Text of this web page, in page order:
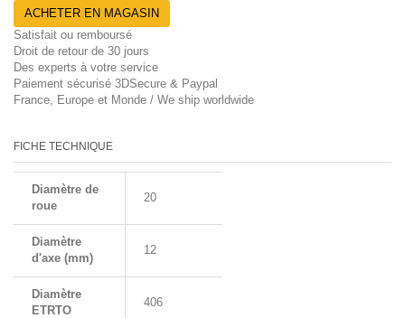
ACHETER EN MAGASIN
Satisfait ou remboursé
Droit de retour de 30 jours
Des experts à votre service
Paiement sécurisé 3DSecure & Paypal
France, Europe et Monde / We ship worldwide
FICHE TECHNIQUE
Diamètre de
roue
20
Diamètre
d'axe (mm)
12
Diamètre
ETRTO
406